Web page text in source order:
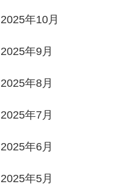
2025年10月
2025年9月
2025年8月
2025年7月
2025年6月
2025年5月